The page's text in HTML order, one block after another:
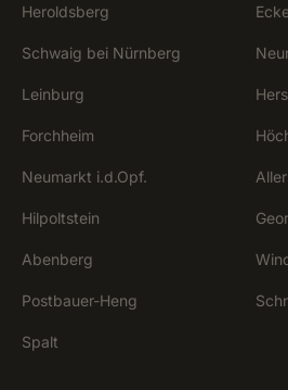
Heroldsberg
Schwaig bei Nürnberg
Leinburg
Forchheim
Neumarkt i.d.Opf.
Hilpoltstein
Abenberg
Postbauer-Heng
Spalt